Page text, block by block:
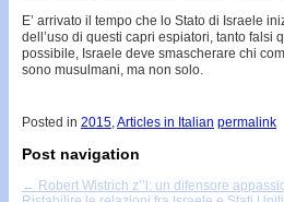
E’ arrivato il tempo che lo Stato di Israele
dell’uso di questi capri espiatori, tanto falsi
possibile, Israele deve smascherare chi
sono musulmani, ma non solo.
Posted in 2015,Articles in Italian permalink
Post navigation
← Robert Wistrich z’’l: un difensore